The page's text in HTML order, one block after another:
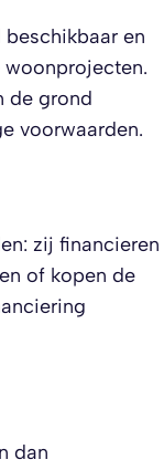
en
de grond
voorwaarden.
zij financieren
of kopen de
dan